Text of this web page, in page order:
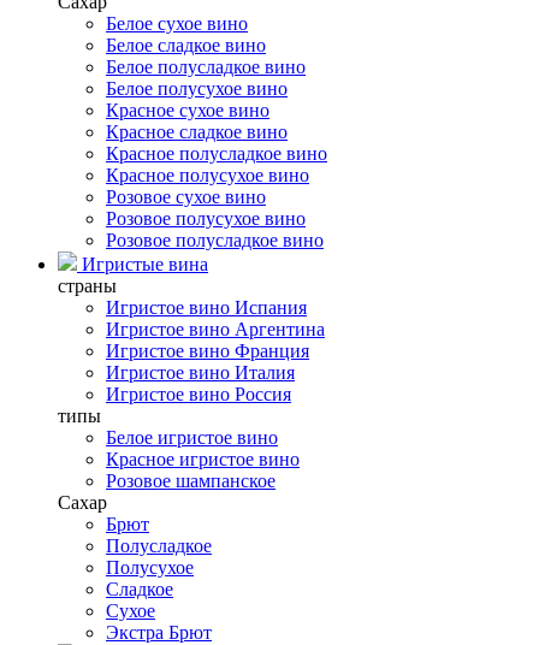
Белое сухое вино
Белое сладкое вино
Белое полусладкое вино
Белое полусухое вино
Красное сухое вино
Красное сладкое вино
Красное полусладкое вино
Красное полусухое вино
Розовое сухое вино
Розовое полусухое вино
Розовое полусладкое вино
Игристые вина
страны
Игристое вино Испания
Игристое вино Аргентина
Игристое вино Франция
Игристое вино Италия
Игристое вино Россия
типы
Белое игристое вино
Красное игристое вино
Розовое шампанское
Сахар
Брют
Полусладкое
Полусухое
Сладкое
Сухое
Экстра Брют